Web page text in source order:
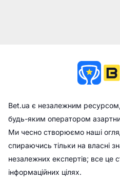
Bet.ua є незалежним
будь-яким оператором
Ми чесно створюємо наші
спираючись тільки на власні
незалежних експертів; все це
інформаційних цілях.